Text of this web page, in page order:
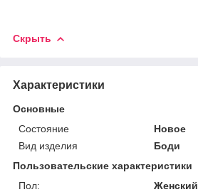
Скрыть
Характеристики
Основные
Состояние
Новое
Вид изделия
Боди
Пользовательские характеристики
Пол:
Женский